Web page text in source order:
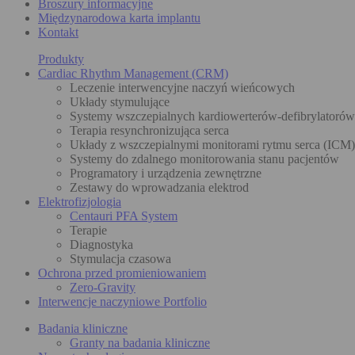
Broszury informacyjne
Międzynarodowa karta implantu
Kontakt
Produkty
Cardiac Rhythm Management (CRM)
Leczenie interwencyjne naczyń wieńcowych
Układy stymulujące
Systemy wszczepialnych kardiowerterów-
Terapia resynchronizująca serca
Układy z wszczepialnymi monitorami rytmu serca (ICM)
Systemy do zdalnego monitorowania stanu pacjentów
Programatory i urządzenia zewnętrzne
Zestawy do wprowadzania elektrod
Elektrofizjologia
Centauri PFA System
Terapie
Diagnostyka
Stymulacja czasowa
Ochrona przed promieniowaniem
Zero-Gravity
Interwencje naczyniowe Portfolio
Badania kliniczne
Granty na badania kliniczne